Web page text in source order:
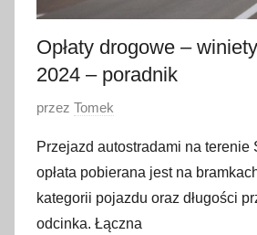
Opłaty drogowe –
2024 – poradnik
O
u
b
l
i
przez Tomek
Przejazd autostradami na terenie
opłata pobierana jest na
kategorii pojazdu oraz długości
odcinka. Łączna